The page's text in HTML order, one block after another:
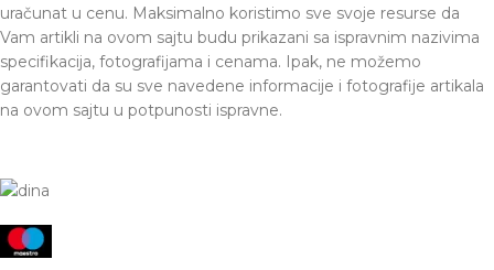
uračunat u cenu. Maksimalno koristimo sve svoje resurse da
Vam artikli na ovom sajtu budu prikazani sa ispravnim nazivima
specifikacija, fotografijama i cenama. Ipak, ne možemo
garantovati da su sve navedene informacije i fotografije artikala
na ovom sajtu u potpunosti ispravne.